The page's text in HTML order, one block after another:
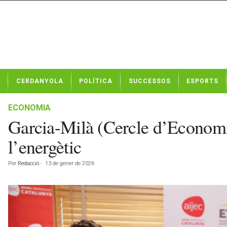
t
CERDANYOLA POLÍTICA SUCCESSOS ESPORTS
ECONOMIA
Garcia-Milà (Cercle
l’energètic
Por Redacció - 13 de gener de 2026